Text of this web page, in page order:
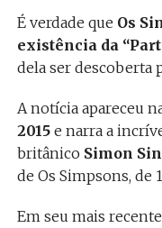
É verdade que Os
existência da
dela ser descoberta
A notícia apareceu
2015e narra a
britânico Simon
de Os Simpsons, de
Em seu mais